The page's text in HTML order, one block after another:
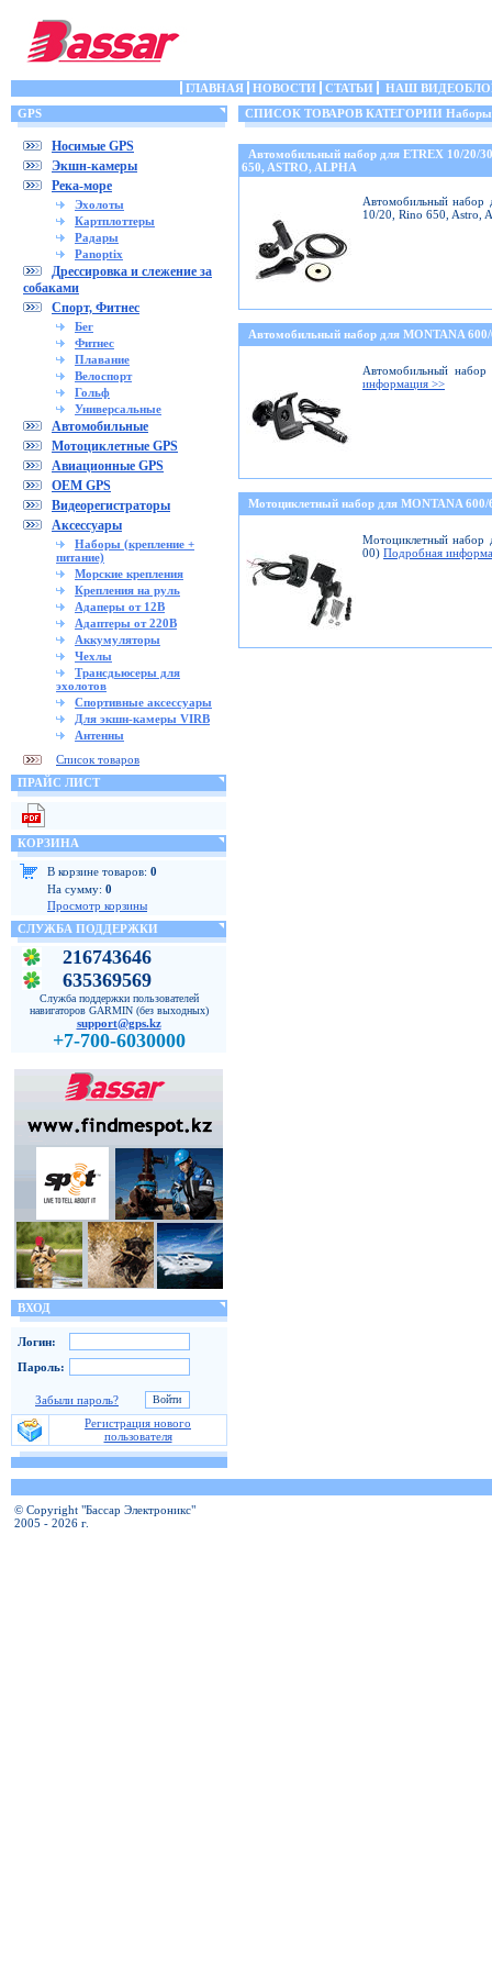
ГЛАВНАЯ НОВОСТИ СТАТЬИ
НАШ
GPS
Носимые GPS
Экшн-камеры
Река-море
Эхолоты
Картплоттеры
Радары
Panoptix
Дрессировка и слежение за
собаками
Спорт, Фитнес
Бег
Фитнес
Плавание
Велоспорт
Гольф
Универсальные
Автомобильные
Мотоциклетные GPS
Авиационные GPS
OEM GPS
Видеорегистраторы
Аксессуары
Наборы (крепление +
питание)
Морские крепления
Крепления на руль
Адаперы от 12В
Адаптеры от 220В
Аккумуляторы
Чехлы
Трансдьюсеры для
эхолотов
Спортивные аксессуары
Для экшн-камеры VIRB
Антенны
Список товаров
ПРАЙС ЛИСТ
КОРЗИНА
В корзине товаров: 0
На сумму: 0
Просмотр корзины
СЛУЖБА ПОДДЕРЖКИ
216743646
635369569
Служба поддержки пользователей
навигаторов GARMIN (без выходных)
support@gps.kz
+7-700-6030000
ВХОД
Логин:
Пароль:
Забыли пароль?
Регистрация нового
пользователя
СПИСОК ТОВАРОВ КАТЕГОРИИ Наборы
Автомобильный набор для ETREX 10/20/
650, ASTRO, ALPHA
Автомобильный набор
10/20, Rino 650, Astro,
Автомобильный набор для MONTANA
Автомобильный
информация >>
Мотоциклетный набор для MONTANA
Мотоциклетный набор
00) Подробная
© Copyright "Бассар Электроникс"
2005 - 2026 г.